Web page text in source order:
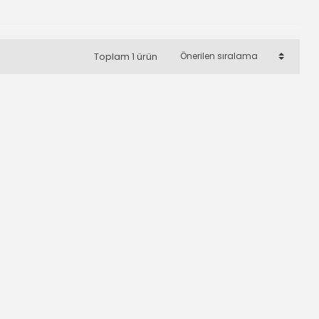
Toplam 1 ürün